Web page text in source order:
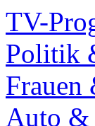
TV-
Politik
Frauen
Auto &